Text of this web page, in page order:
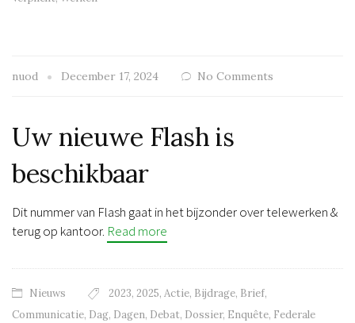
nuod December 17, 2024 No Comments
Uw nieuwe Flash is
beschikbaar
Dit nummer van Flash gaat in het bijzonder over telewerken &
terug op kantoor. Read more
Nieuws 2023, 2025, Actie, Bijdrage, Brief,
Communicatie, Dag, Dagen, Debat, Dossier, Enquête, Federale